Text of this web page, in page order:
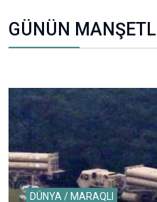
GÜNÜN
DÜNYA / MARAQLI